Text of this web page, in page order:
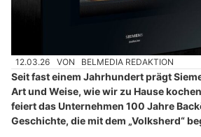
12.03.26 VON BELMEDIA REDAKTION
Seit fast einem Jahrhundert prägt
Art und Weise, wie wir zu Hause
feiert das Unternehmen 100 Jahre
Geschichte, die mit dem „Volksherd“